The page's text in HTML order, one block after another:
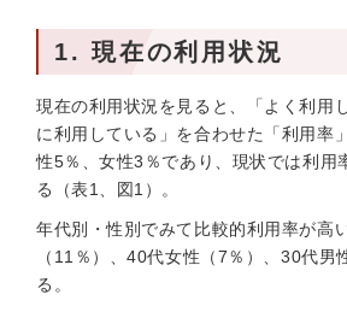
1. 現在の利用状況
現在の利用状況を見ると、「よく利用
に利用している」を合わせた「利用率
性5％、女性3％であり、現状では利用
る（表1、図1）。
年代別・性別でみて比較的利用率が高
（11％）、40代女性（7％）、30代男
る。